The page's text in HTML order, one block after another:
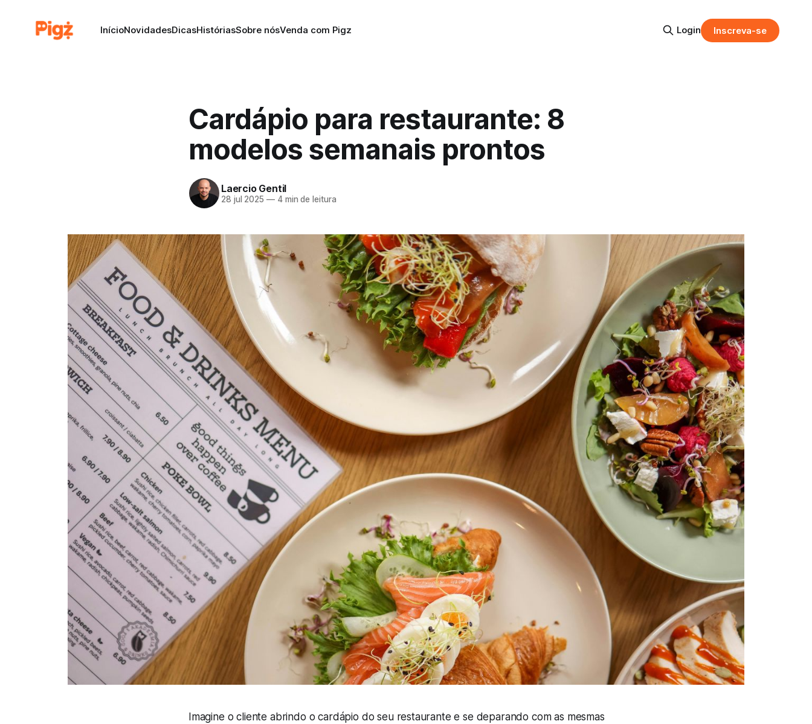
InícioNovidadesDicasHistóriasSobre nósVenda com Pigz Login Inscreva-se
Cardápio para restaurante: 8
modelos semanais prontos
Laercio Gentil
28 jul 2025 —4 min de leitura
Imagine o cliente abrindo o cardápio do seu restaurante e se deparando com as mesmas